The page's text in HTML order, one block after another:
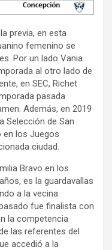
previa, en esta
femenino se
Por un lado Vania
al otro lado de
en SEC, Richet
pasada
Además, en 2019
Selección de San
en los Juegos
ciudad.
Bravo en los
es la guardavallas
a la vecina
fue finalista con
la competencia
las referentes del
accedió a la